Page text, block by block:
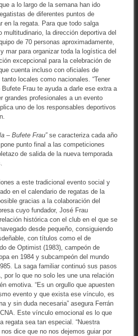
a lo largo de la semana han ido
de diferentes puntos de
en la regata. Para que todo salga
multitudinario, la dirección deportiva del
de 70 personas aproximadamente,
mar para organizar toda la logística del
excepcional para la celebración de
cuenta incluso con oficiales de
locales como nacionales. “Tener
Frau te ayuda a darle ese extra a
grandes profesionales a un evento
uno de los responsables deportivos
– Bufete Frau” se caracteriza cada año
punto final a las competiciones
de salida de la nueva temporada
a este tradicional evento social y
en el calendario de regatas de la
gracias a la colaboración del
cuyo fundador, José Frau
histórica con el club en el que se
desde pequeño, consiguiendo
con títulos como el de
de Optimist (1983), campeón de
en 1984 y subcampeón del mundo
La saga familiar continuó sus pasos
por lo que no solo les une una relación
emotiva. “Es un orgullo que apuesten
evento y que exista ese vínculo, es
y sin duda necesaria” asegura Ferrán
Este vínculo emocional es lo que
regata sea tan especial. “Nuestra
dice que no nos dejemos guiar por